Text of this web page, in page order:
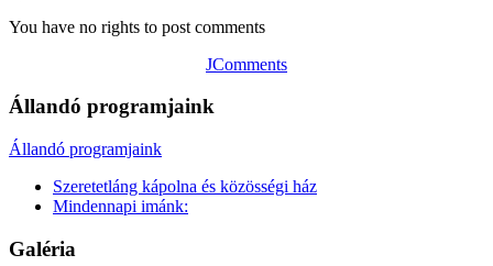
You have no rights to post comments
JComments
Állandó programjaink
Állandó programjaink
Szeretetláng kápolna és közösségi ház
Mindennapi imánk:
Galéria